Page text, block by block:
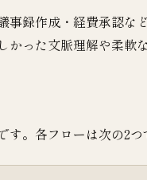
録作成・経費承認
った文脈理解や柔軟
。各フローは次の2つ